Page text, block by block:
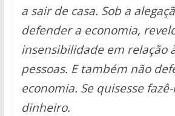
a sair de casa. Sob a
defender a economia,
insensibilidade em relação
pessoas. E também não
economia. Se quisesse
dinheiro.